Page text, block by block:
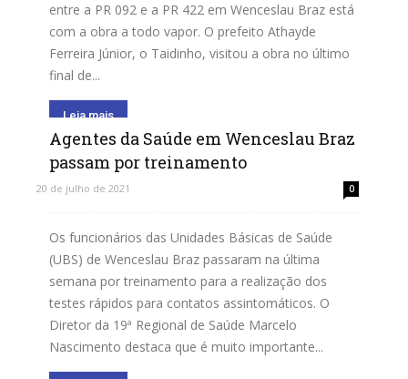
entre a PR 092 e a PR 422 em Wenceslau Braz está
com a obra a todo vapor. O prefeito Athayde
Ferreira Júnior, o Taidinho, visitou a obra no último
final de...
Leia mais
Agentes da Saúde em Wenceslau Braz
passam por treinamento
20 de julho de 2021 0
Os funcionários das Unidades Básicas de Saúde
(UBS) de Wenceslau Braz passaram na última
semana por treinamento para a realização dos
testes rápidos para contatos assintomáticos. O
Diretor da 19ª Regional de Saúde Marcelo
Nascimento destaca que é muito importante...